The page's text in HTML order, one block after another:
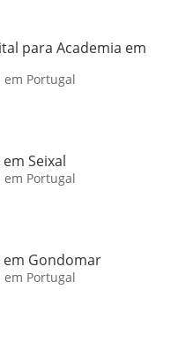
para Academia em
Portugal
Seixal
Portugal
em Gondomar
Portugal